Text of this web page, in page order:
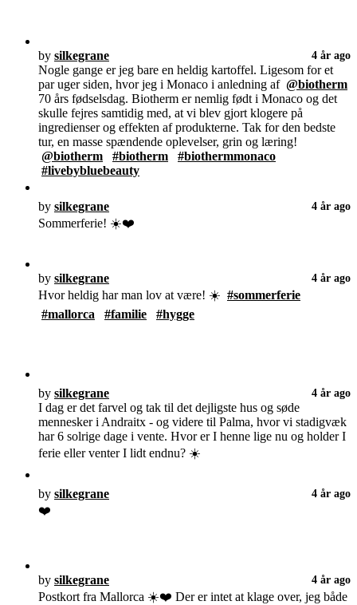
by silkegrane 4 år ago
Nogle gange er jeg bare en heldig kartoffel. Ligesom for et
par uger siden, hvor jeg i Monaco i anledning af @biotherm
70 års fødselsdag. Biotherm er nemlig født i Monaco og det
skulle fejres samtidig med, at vi blev gjort klogere på
ingredienser og effekten af produkterne. Tak for den bedste
tur, en masse spændende oplevelser, grin og læring!
@biotherm
#biotherm
#biothermmonaco
#livebybluebeauty
by silkegrane 4 år ago
Sommerferie! ☀️❤️
by silkegrane 4 år ago
Hvor heldig har man lov at være! ☀️ #sommerferie
#mallorca
#familie #hygge
by silkegrane 4 år ago
I dag er det farvel og tak til det dejligste hus og søde
mennesker i Andraitx - og videre til Palma, hvor vi stadigvæk
har 6 solrige dage i vente. Hvor er I henne lige nu og holder I
ferie eller venter I lidt endnu? ☀️
by silkegrane 4 år ago
❤️
by silkegrane 4 år ago
Postkort fra Mallorca ☀️❤️ Der er intet at klage over, jeg både